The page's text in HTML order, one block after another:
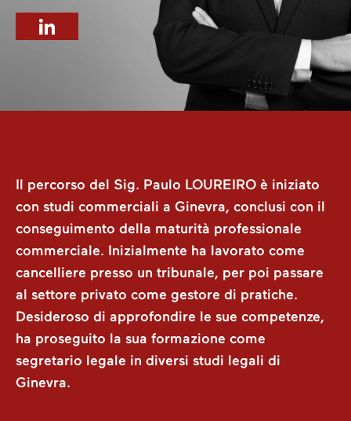
Il percorso del Sig. Paulo LOUREIRO è iniziato
con studi commerciali a Ginevra, conclusi con il
conseguimento della maturità professionale
commerciale. Inizialmente ha lavorato come
cancelliere presso un tribunale, per poi passare
al settore privato come gestore di pratiche.
Desideroso di approfondire le sue competenze,
ha proseguito la sua formazione come
segretario legale in diversi studi legali di
Ginevra.